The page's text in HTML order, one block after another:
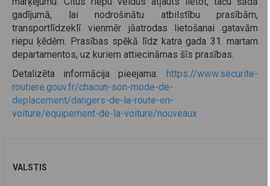
gadījumā, lai nodrošinātu atbilstību prasībām,
transportlīdzeklī vienmēr jāatrodas lietošanai gatavām
riepu ķēdēm. Prasības spēkā līdz katra gada 31. martam
departamentos, uz kuriem attiecināmas šīs prasības.
Detalizēta informācija pieejama:
https://www.securite-
routiere.gouv.fr/chacun-son-mode-de-
deplacement/dangers-de-la-route-en-
voiture/equipement-de-la-voiture/nouveaux
VALSTIS